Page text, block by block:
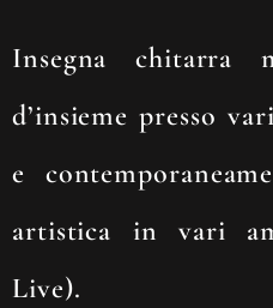
Insegna chitarra
d’insieme presso
e
artistica in vari
Live).